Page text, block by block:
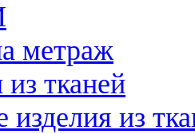
метраж
тканей
изделия из